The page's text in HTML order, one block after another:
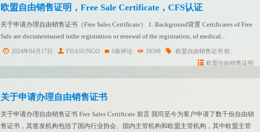
欧盟自由销售证明，Free Sale Certificate，CFS认证
关于申请办理自由销售证书（Free Sales Certificate） 1. Background背景 Certificates of Free
Sale are documentsused inthe registration or renewal of the registration, of medical...
2024年04月17日 FDASUNGO 0条评论 19398 欧盟自由销售证书 欧盟自由销售证明
欧盟自由销售证明
关于申请办理自由销售证书
关于申请办理自由销售证书 Free Sales Certificate 前言 我司至今为客户申请了数千份自由销
售证书，其签发机构包括了国内行业协会、国内主管机构和欧盟主管机构，其中欧盟主管